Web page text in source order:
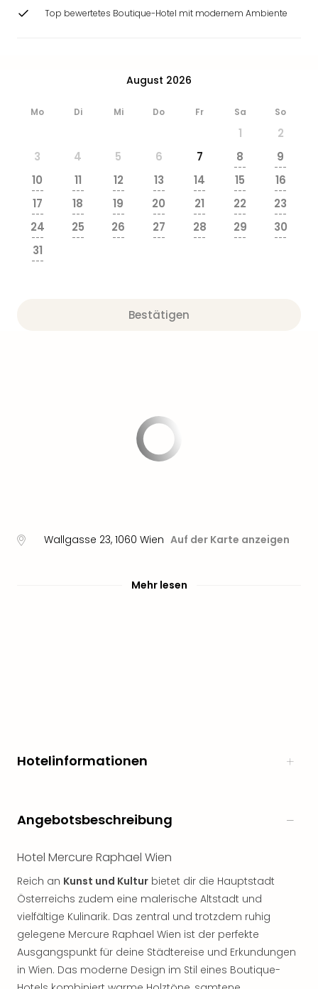
Top bewertetes Boutique-Hotel mit modernem Ambiente
August 2026
Mo Di Mi Do Fr Sa So
1
2
3
4 5 6 7 8
---
9
---
10
---
11
---
12
---
13
---
14
---
15
---
16
---
17
---
18
---
19
---
20
---
21
---
22
---
23
---
24
---
25
---
26
---
27
---
28
---
29
---
30
---
31
---
Bestätigen
Wallgasse 23, 1060 Wien Auf der Karte anzeigen
Mehr lesen
Hotelinformationen
Angebotsbeschreibung
Hotel Mercure Raphael Wien
Reich an Kunst und Kultur bietet dir die Hauptstadt
Österreichs zudem eine malerische Altstadt und
vielfältige Kulinarik. Das zentral und trotzdem ruhig
gelegene Mercure Raphael Wien ist der perfekte
Ausgangspunkt für deine Städtereise und Erkundungen
in Wien. Das moderne Design im Stil eines Boutique-